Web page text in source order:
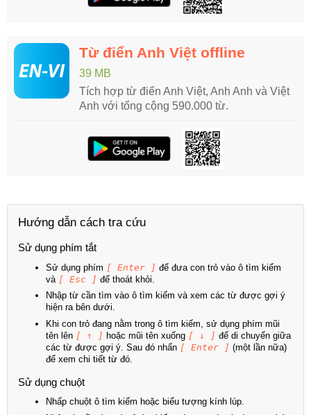
Từ điển Anh Việt offline
39 MB
Tích hợp từ điển Anh Việt, Anh Anh và Việt
Anh với tổng cộng 590.000 từ.
Hướng dẫn cách tra cứu
Sử dụng phím tắt
Sử dụng phím [ Enter ] để đưa con trỏ vào ô tìm kiếm
và [ Esc ] để thoát khỏi.
Nhập từ cần tìm vào ô tìm kiếm và xem các từ được gợi ý
hiện ra bên dưới.
Khi con trỏ đang nằm trong ô tìm kiếm, sử dụng phím mũi
tên lên [ ↑ ] hoặc mũi tên xuống [ ↓ ] để di chuyển giữa
các từ được gợi ý. Sau đó nhấn [ Enter ] (một lần nữa)
để xem chi tiết từ đó.
Sử dụng chuột
Nhấp chuột ô tìm kiếm hoặc biểu tượng kính lúp.